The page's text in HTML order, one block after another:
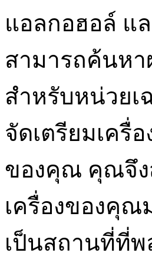
แอลกอฮอล์ แ
สามารถค้นห
สำหรับหน่วย
จัดเตรียมเครื่
ของคุณ คุณจึง
เครื่องของคุณ
เป็นสถานที่ที่